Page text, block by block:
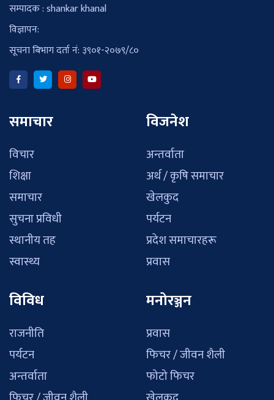
सम्पादक : shankar khanal
विज्ञापन:
सूचना बिभाग दर्ता नं: ३९०१-२०७९/८०
समाचार
विचार
शिक्षा
समाचार
सुचना प्रविधी
स्थानीय तह
स्वास्थ्य
विजनेश
अन्तर्वाता
अर्थ / कृषि समाचार
खेलकुद
पर्यटन
प्रदेश समाचारहरू
प्रवास
विविध
राजनीति
पर्यटन
अन्तर्वाता
मनोरञ्जन
प्रवास
फिचर / जीवन शैली
फोटो फिचर